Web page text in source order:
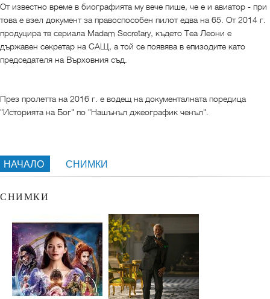
От известно време в биографията му вече пише, че е и авиатор - при
това е взел документ за правоспособен пилот едва на 65. От 2014 г.
продуцира тв сериала Madam Secretary, където Теа Леони е
държавен секретар на САЩ, а той се появява в епизодите като
председателя на Върховния съд.
През пролетта на 2016 г. е водещ на документалната поредица
"Историята на Бог" по "Нашънъл джеографик ченъл".
НАЧАЛО СНИМКИ
СНИМКИ